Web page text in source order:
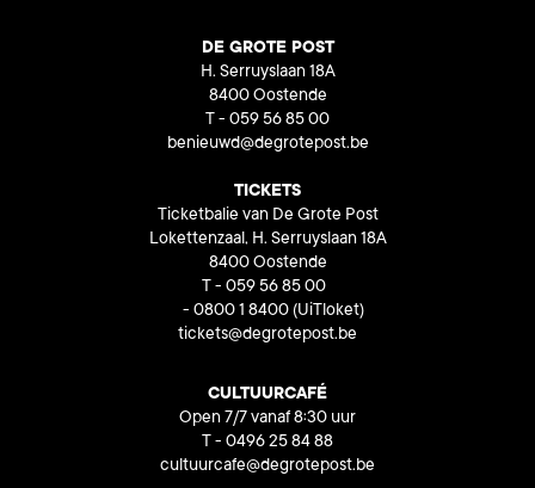
DE GROTE POST
H. Serruyslaan 18A
8400 Oostende
T - 059 56 85 00
benieuwd@degrotepost.be
TICKETS
Ticketbalie van De Grote Post
Lokettenzaal, H. Serruyslaan 18A
8400 Oostende
T - 059 56 85 00
- 0800 1 8400 (UiTloket)
tickets@degrotepost.be
CULTUURCAFÉ
Open 7/7 vanaf 8:30 uur
T - 0496 25 84 88
cultuurcafe@degrotepost.be